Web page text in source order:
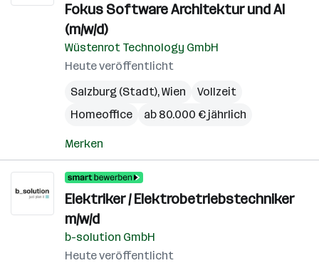
Fokus Software Architektur und AI
(m/w/d)
Wüstenrot Technology GmbH
Heute veröffentlicht
Salzburg (Stadt),Wien
Vollzeit
Homeoffice
ab 80.000 € jährlich
Merken
Elektriker / Elektrobetriebstechniker
m/w/d
b-solution GmbH
Heute veröffentlicht